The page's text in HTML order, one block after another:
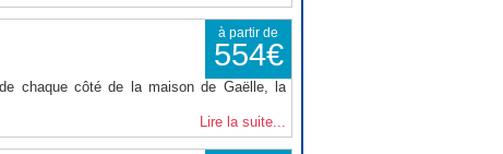
à partir de
554€
chaque côté de la maison de Gaëlle, la
Lire la suite...